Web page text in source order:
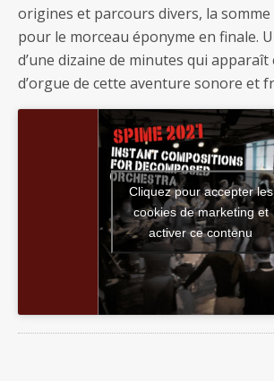
origines et parcours divers, la
pour le morceau éponyme en finale.
d’une dizaine de minutes qui
d’orgue de cette aventure sonore et
Cliquez pour accepter les
cookies de marketing et
activer ce contenu